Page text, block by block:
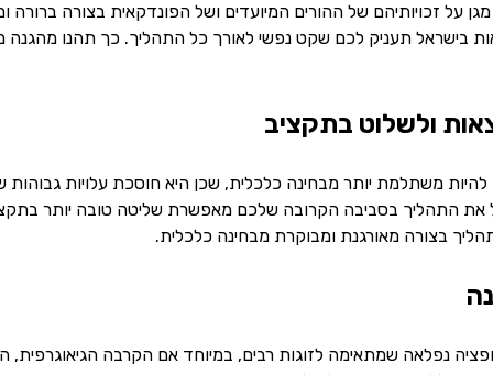
על זכויותיהם של ההורים המיועדים ושל הפונדקאית בצורה
בישראל תעניק לכם שקט נפשי לאורך כל התהליך. כך תהנו מהגנה
משתלמת יותר מבחינה כלכלית, שכן היא חוסכת עלויות
את התהליך בסביבה הקרובה שלכם מאפשרת שליטה טובה יותר
בצורה מאורגנת ומבוקרת מבחינה כלכלית.
נפלאה שמתאימה לזוגות רבים, במיוחד אם הקרבה